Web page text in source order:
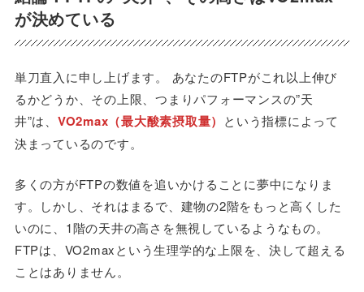
が決めている
単刀直入に申し上げます。 あなたのFTPがこれ以上伸び
るかどうか、その上限、つまりパフォーマンスの”天
井”は、 VO2max（最大酸素摂取量） という指標によって
決まっているのです。
多くの方がFTPの数値を追いかけることに夢中になりま
す。しかし、それはまるで、建物の2階をもっと高くした
いのに、1階の天井の高さを無視しているようなもの。
FTPは、VO2maxという生理学的な上限を、決して超える
ことはありません。